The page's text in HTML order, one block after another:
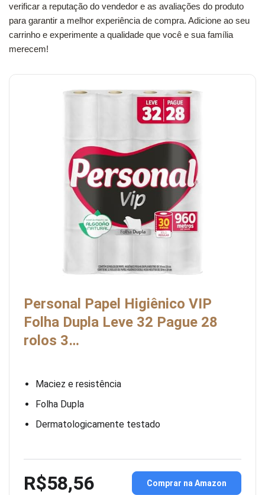
verificar a reputação do vendedor e as avaliações do produto
para garantir a melhor experiência de compra. Adicione ao seu
carrinho e experimente a qualidade que você e sua família
merecem!
Personal Papel Higiênico VIP
Folha Dupla Leve 32 Pague 28
rolos 3…
Maciez e resistência
Folha Dupla
Dermatologicamente testado
R$58,56 Comprar na Amazon